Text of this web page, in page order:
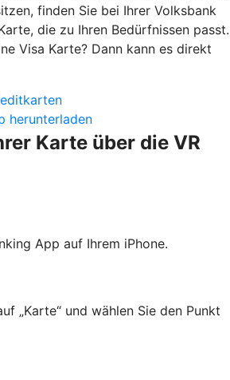
finden Sie bei Ihrer Volksbank
die zu Ihren Bedürfnissen passt.
Visa Karte? Dann kann es direkt
herunterladen
Karte über die VR
App auf Ihrem iPhone.
„Karte“ und wählen Sie den Punkt